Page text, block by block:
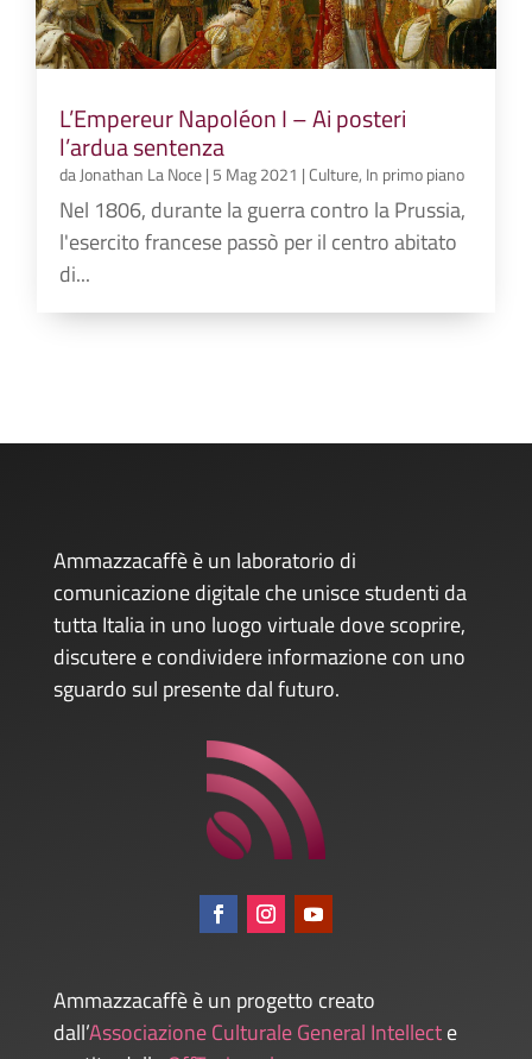
L’Empereur Napoléon I – Ai posteri
l’ardua sentenza
daJonathan La Noce| 5 Mag 2021 |Culture, In primo piano
Nel 1806, durante la guerra contro la Prussia,
l'esercito francese passò per il centro abitato
di...
Ammazzacaffè è un laboratorio di
comunicazione digitale che unisce studenti da
tutta Italia in uno luogo virtuale dove scoprire,
discutere e condividere informazione con uno
sguardo sul presente dal futuro.
Ammazzacaffè è un progetto creato
dall’Associazione Culturale General Intellecte